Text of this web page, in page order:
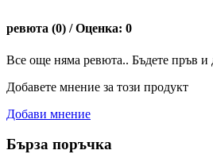
ревюта (0) / Оценка: 0
Все още няма ревюта.. Бъдете пръв и
Добавете мнение за този продукт
Добави мнение
Бърза поръчка